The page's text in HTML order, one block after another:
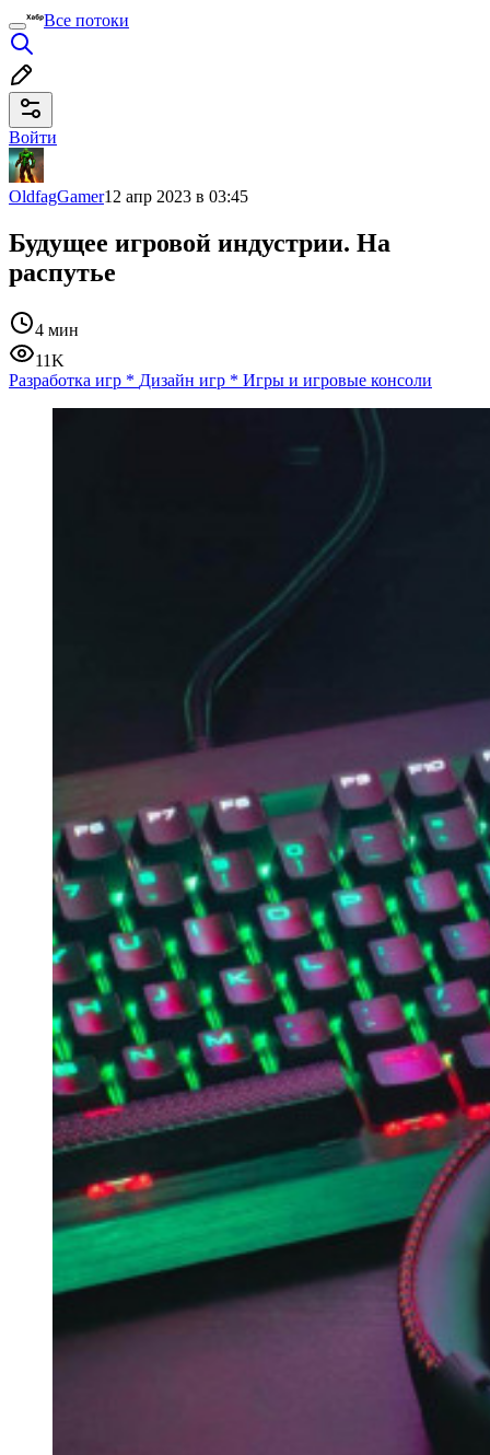
Все потоки
Войти
OldfagGamer12 апр 2023 в 03:45
Будущее игровой индустрии. На
распутье
4 мин
11K
Разработка игр * Дизайн игр * Игры и игровые консоли